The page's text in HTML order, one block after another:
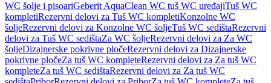
WC šolje i pisoariGeberit AquaClean WC tuš WC uređajiTuš WC
kompletiRezervni delovi za Tuš WC kompletiKonzolne WC
šoljeRezervni delovi za Konzolne WC šoljeTuš WC sedištaRezervni
delovi za Tuš WC sedištaZa WC šoljeRezervni delovi za Za WC
šoljeDizajnerske pokrivne pločeRezervni delovi za Dizajnerske
pokrivne pločeZa tuš WC kompleteRezervni delovi za Za tuš WC
kompleteZa tuš WC sedištaRezervni delovi za Za tuš WC